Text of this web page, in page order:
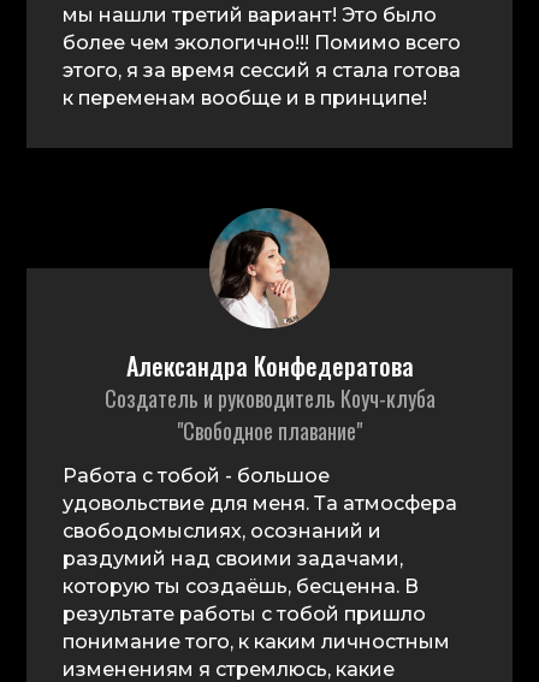
мы нашли третий вариант! Это было
более чем экологично!!! Помимо всего
этого, я за время сессий я стала готова
к переменам вообще и в принципе!
Александра Конфедератова
Создатель и руководитель Коуч-клуба
"Свободное плавание"
Работа с тобой - большое
удовольствие для меня. Та атмосфера
свободомыслиях, осознаний и
раздумий над своими задачами,
которую ты создаёшь, бесценна. В
результате работы с тобой пришло
понимание того, к каким личностным
изменениям я стремлюсь, какие